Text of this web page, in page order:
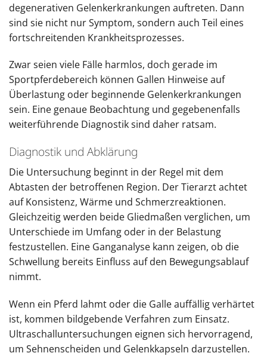
degenerativen Gelenkerkrankungen auftreten. Dann
sind sie nicht nur Symptom, sondern auch Teil eines
fortschreitenden Krankheitsprozesses.
Zwar seien viele Fälle harmlos, doch gerade im
Sportpferdebereich können Gallen Hinweise auf
Überlastung oder beginnende Gelenkerkrankungen
sein. Eine genaue Beobachtung und gegebenenfalls
weiterführende Diagnostik sind daher ratsam.
Diagnostik und Abklärung
Die Untersuchung beginnt in der Regel mit dem
Abtasten der betroffenen Region. Der Tierarzt achtet
auf Konsistenz, Wärme und Schmerzreaktionen.
Gleichzeitig werden beide Gliedmaßen verglichen, um
Unterschiede im Umfang oder in der Belastung
festzustellen. Eine Ganganalyse kann zeigen, ob die
Schwellung bereits Einfluss auf den Bewegungsablauf
nimmt.
Wenn ein Pferd lahmt oder die Galle auffällig verhärtet
ist, kommen bildgebende Verfahren zum Einsatz.
Ultraschalluntersuchungen eignen sich hervorragend,
um Sehnenscheiden und Gelenkkapseln darzustellen.